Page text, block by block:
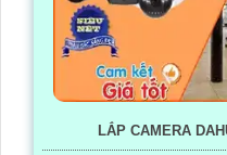
LẮP CAMERA